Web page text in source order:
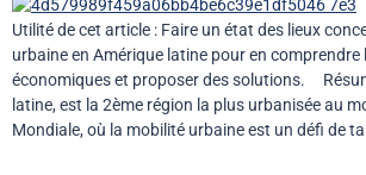
Utilité de cet article : Faire un état des lieux
urbaine en Amérique latine pour en comprendre
économiques et proposer des solutions.
latine, est la 2ème région la plus urbanisée au
Mondiale, où la mobilité urbaine est un défi de